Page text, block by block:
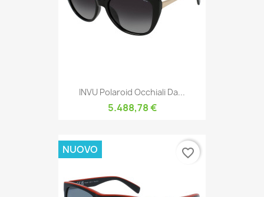
INVU Polaroid Occhiali Da...
5.488,78 €
NUOVO favorite_border